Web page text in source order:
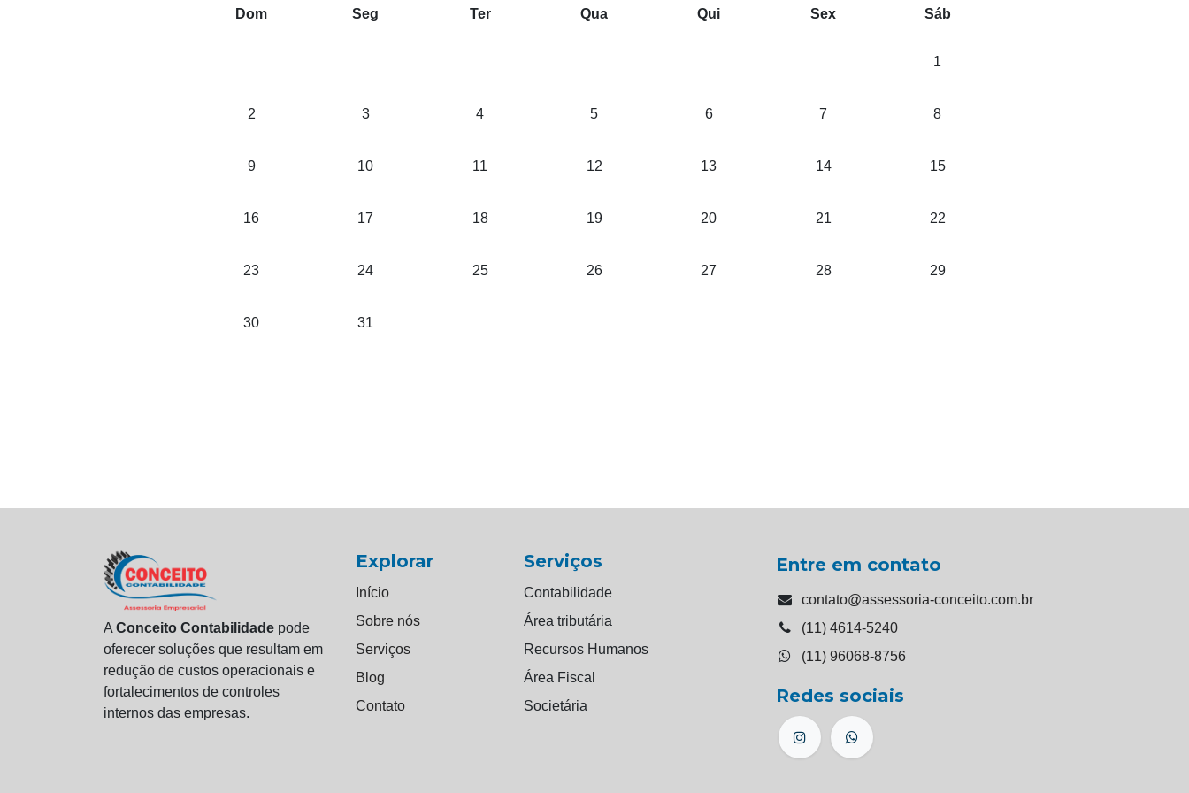
Dom Seg Ter Qua Qui Sex Sáb
1
2 3 4 5 6 7 8
9 10 11 12 13 14 15
16 17 18 19 20 21 22
23 24 25 26 27 28 29
30 31
A Conceito Contabilidade pode
oferecer soluções que resultam em
redução de custos operacionais e
fortalecimentos de controles
internos das empresas.
Explorar
Início
Sobre nós
Serviços
Blog
Contato
Serviços
Contabilidade
Área tributária
Recursos Humanos
Área Fiscal
Societária
Entre em contato
contato@assessoria-conceito.com.br
(11) 4614-5240
(11) 96068-8756
Redes sociais